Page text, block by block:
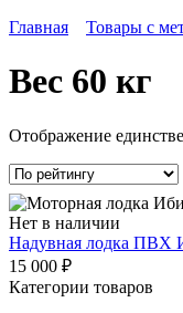
Главная
Товары с
Вес 60 кг
Отображение
Нет в наличии
Надувная лодка ПВХ
15 000 ₽
Категории товаров